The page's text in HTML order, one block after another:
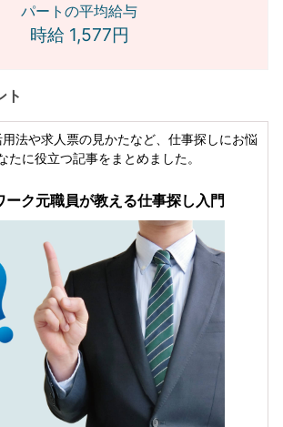
パートの平均給与
時給 1,577円
ト
法や求人票の見かたなど、仕事探しにお悩
たに役立つ記事をまとめました。
ーク元職員が教える仕事探し入門